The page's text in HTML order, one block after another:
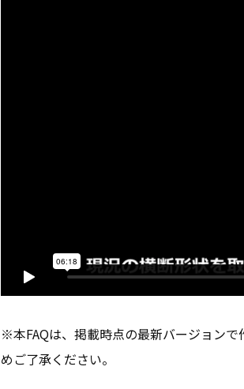
※本FAQは、掲載時点の最新バージョン
めご了承ください。